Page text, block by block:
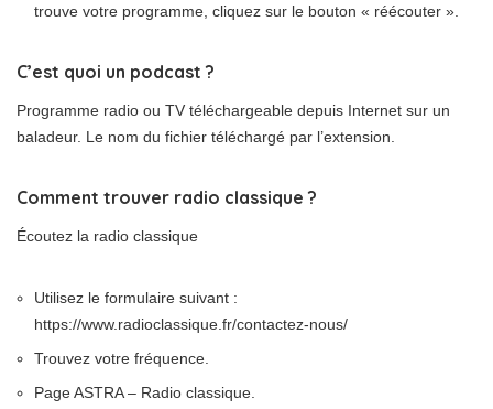
trouve votre programme, cliquez sur le bouton « réécouter ».
C’est quoi un podcast ?
Programme radio ou TV téléchargeable depuis Internet sur un
baladeur. Le nom du fichier téléchargé par l’extension.
Comment trouver radio classique ?
Écoutez la radio classique
Utilisez le formulaire suivant :
https://www.radioclassique.fr/contactez-nous/
Trouvez votre fréquence.
Page ASTRA – Radio classique.